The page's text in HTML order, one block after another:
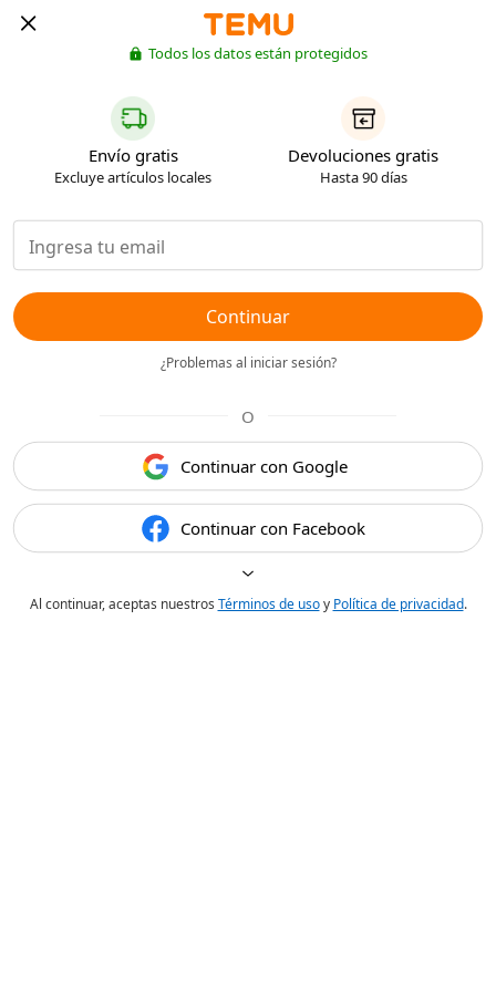
Todos los datos están protegidos
Envío gratis
Excluye artículos locales
Devoluciones gratis
Hasta 90 días
Continuar
¿Problemas al iniciar sesión?
O
Continuar con Google
Continuar con Facebook
Al continuar, aceptas nuestros Términos de usoy Política de privacidad.